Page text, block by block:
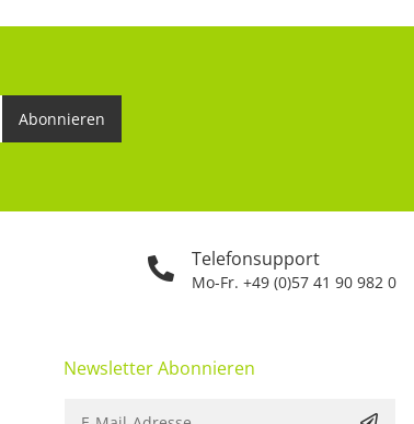
Telefonsupport
Mo-Fr. +49 (0)57 41 90 982 0
Abonnieren
Newsletter Abonnieren